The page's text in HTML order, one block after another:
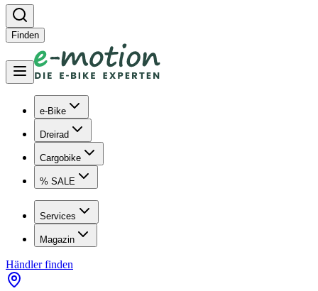
Finden
e-Bike
Dreirad
Cargobike
% SALE
Services
Magazin
Händler finden